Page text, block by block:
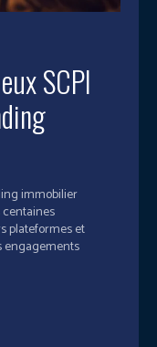
SCPI
immobilier
plateformes et
engagements